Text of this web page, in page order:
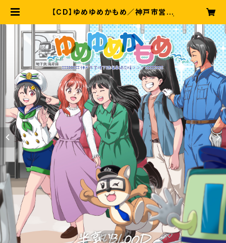
【CD】ゆめゆめかもめ／神戸市営地
半熟BLOOD
1/2